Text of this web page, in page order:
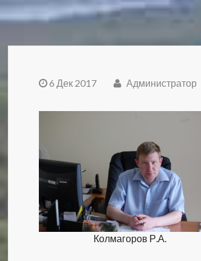
6 Дек 2017 Администратор
Колмагоров Р.А.